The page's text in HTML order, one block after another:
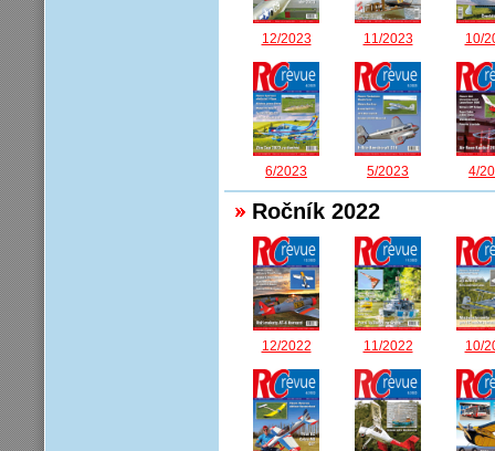
12/2023 11/2023 10/
6/2023 5/2023 4/
Ročník 2022
12/2022 11/2022 10/